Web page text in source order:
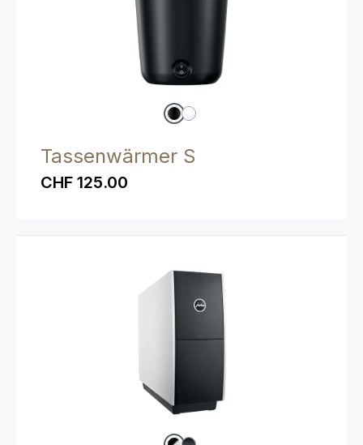
Tassenwärmer S
CHF 125.00